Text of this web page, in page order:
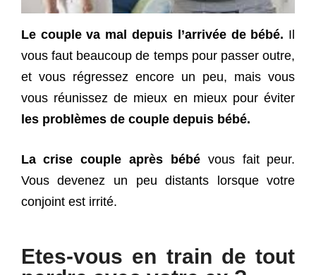
Le couple va mal depuis l’arrivée de bébé. Il
vous faut beaucoup de temps pour passer outre,
et vous régressez encore un peu, mais vous
vous réunissez de mieux en mieux pour éviter
les problèmes de couple depuis bébé.
La crise couple après bébévous fait peur.
Vous devenez un peu distants lorsque votre
conjoint est irrité.
Etes-vous en train de tout